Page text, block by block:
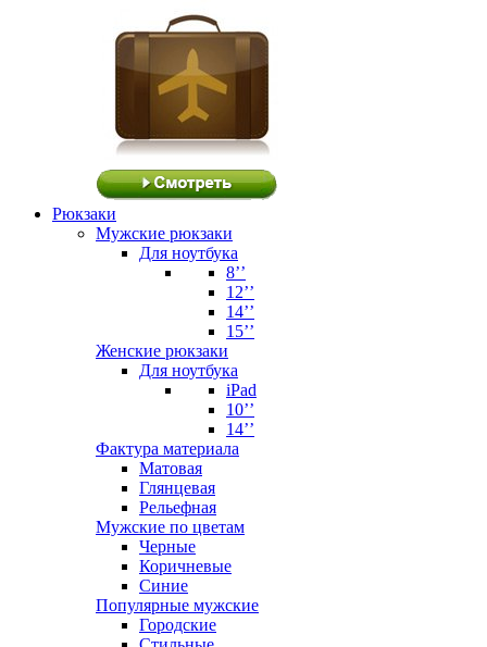
Рюкзаки
Мужские рюкзаки
Для ноутбука
8’’
12’’
14’’
15’’
Женские рюкзаки
Для ноутбука
iPad
10’’
14’’
Фактура материала
Матовая
Глянцевая
Рельефная
Мужские по цветам
Черные
Коричневые
Синие
Популярные мужские
Городские